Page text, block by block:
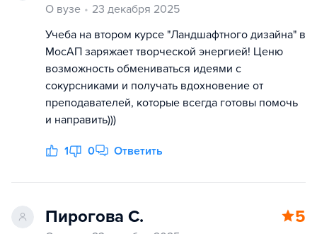
О вузе
23 декабря 2025
Учеба на втором курсе "Ландшафтного дизайна" в
МосАП заряжает творческой энергией! Ценю
возможность обмениваться идеями с
сокурсниками и получать вдохновение от
преподавателей, которые всегда готовы помочь
и направить)))
1 0 Ответить
Пирогова С. 5